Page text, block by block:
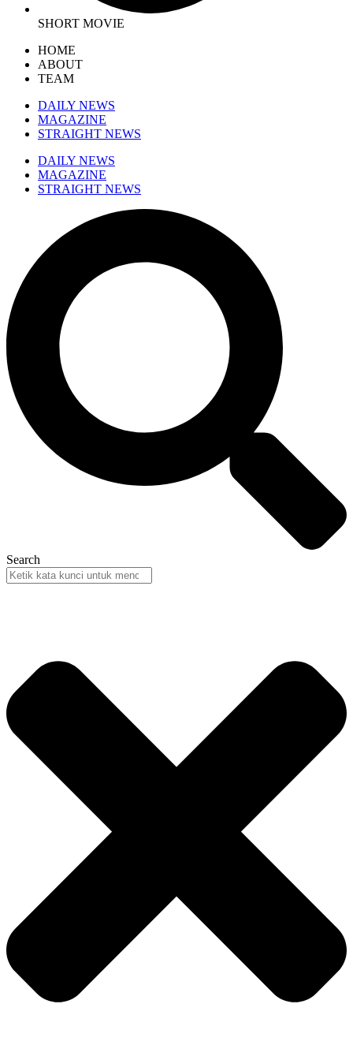
SHORT MOVIE
HOME
ABOUT
TEAM
DAILY NEWS
MAGAZINE
STRAIGHT NEWS
DAILY NEWS
MAGAZINE
STRAIGHT NEWS
Search